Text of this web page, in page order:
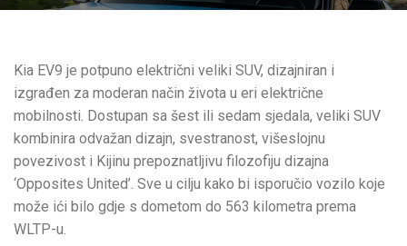
Kia EV9 je potpuno električni veliki SUV, dizajniran i
izgrađen za moderan način života u eri električne
mobilnosti. Dostupan sa šest ili sedam sjedala, veliki SUV
kombinira odvažan dizajn, svestranost, višeslojnu
povezivost i Kijinu prepoznatljivu filozofiju dizajna
‘Opposites United’. Sve u cilju kako bi isporučio vozilo koje
može ići bilo gdje s dometom do 563 kilometra prema
WLTP-u.